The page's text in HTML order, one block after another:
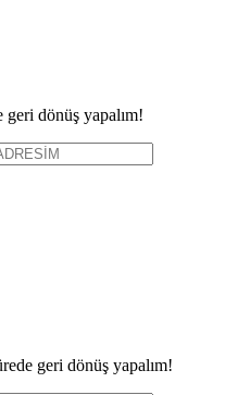
geri dönüş yapalım!
geri dönüş yapalım!